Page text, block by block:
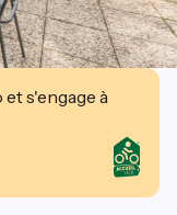
s'engage à